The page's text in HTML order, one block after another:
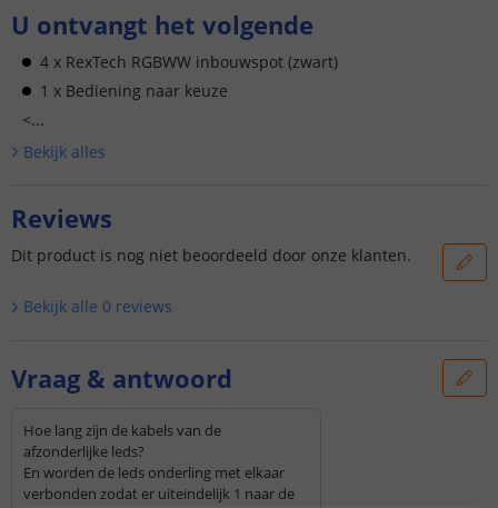
U ontvangt het volgende
4 x RexTech RGBWW inbouwspot (zwart)
1 x Bediening naar keuze
<...
Bekijk alles
Reviews
Dit product is nog niet beoordeeld door onze klanten.
Bekijk alle 0 reviews
Vraag & antwoord
Hoe lang zijn de kabels van de
afzonderlijke leds?
En worden de leds onderling met elkaar
verbonden zodat er uiteindelijk 1 naar de